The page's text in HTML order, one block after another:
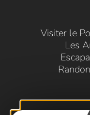
Visiter le
Les